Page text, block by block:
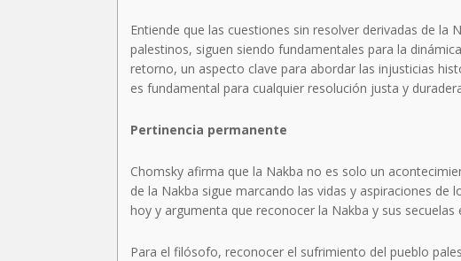
Entiende que las cuestiones sin resolver derivadas de
palestinos, siguen siendo fundamentales para la
retorno, un aspecto clave para abordar las injusticias
es fundamental para cualquier resolución justa y
Pertinencia permanente
Chomsky afirma que la Nakba no es solo un
de la Nakba sigue marcando las vidas y aspiraciones
hoy y argumenta que reconocer la Nakba y sus
Para el filósofo, reconocer el sufrimiento del pueblo